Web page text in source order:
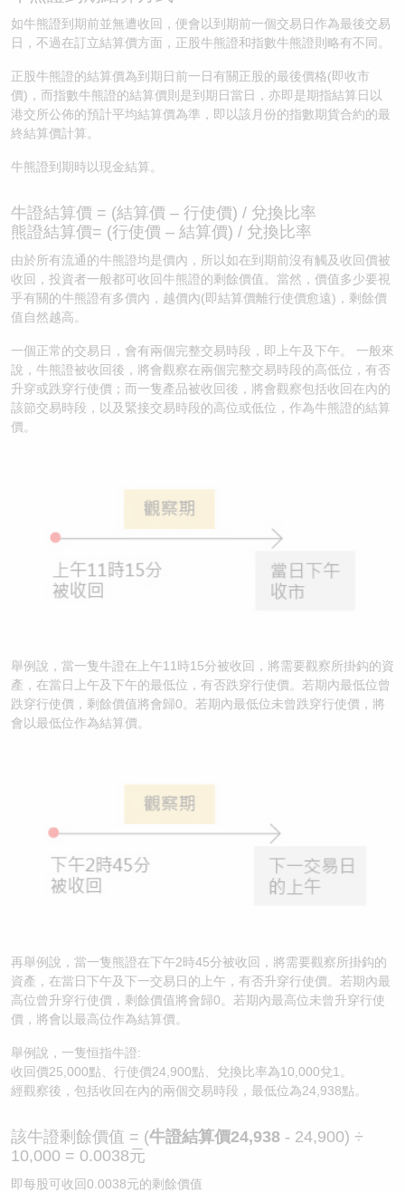
如牛熊證到期前並無遭收回，便會以到期前一個交易日作為最後交易
日，不過在訂立結算價方面，正股牛熊證和指數牛熊證則略有不同。
正股牛熊證的結算價為到期日前一日有關正股的最後價格(即收市
價)，而指數牛熊證的結算價則是到期日當日，亦即是期指結算日以
港交所公佈的預計平均結算價為準，即以該月份的指數期貨合約的最
終結算價計算。
牛熊證到期時以現金結算。
牛證結算價 = (結算價 – 行使價) / 兌換比率
熊證結算價= (行使價 – 結算價) / 兌換比率
由於所有流通的牛熊證均是價內，所以如在到期前沒有觸及收回價被
收回，投資者一般都可收回牛熊證的剩餘價值。當然，價值多少要視
乎有關的牛熊證有多價內，越價內(即結算價離行使價愈遠)，剩餘價
值自然越高。
一個正常的交易日，會有兩個完整交易時段，即上午及下午。 一般來
說，牛熊證被收回後，將會觀察在兩個完整交易時段的高低位，有否
升穿或跌穿行使價；而一隻產品被收回後，將會觀察包括收回在內的
該節交易時段，以及緊接交易時段的高位或低位，作為牛熊證的結算
價。
舉例說，當一隻牛證在上午11時15分被收回，將需要觀察所掛鈎的資
產，在當日上午及下午的最低位，有否跌穿行使價。若期內最低位曾
跌穿行使價，剩餘價值將會歸0。若期內最低位未曾跌穿行使價，將
會以最低位作為結算價。
再舉例說，當一隻熊證在下午2時45分被收回，將需要觀察所掛鈎的
資產，在當日下午及下一交易日的上午，有否升穿行使價。若期內最
高位曾升穿行使價，剩餘價值將會歸0。若期內最高位未曾升穿行使
價，將會以最高位作為結算價。
舉例說，一隻恒指牛證:
收回價25,000點、行使價24,900點、兌換比率為10,000兌1。
經觀察後，包括收回在內的兩個交易時段，最低位為24,938點。
該牛證剩餘價值 = (牛證結算價24,938 - 24,900) ÷
10,000 = 0.0038元
即每股可收回0.0038元的剩餘價值